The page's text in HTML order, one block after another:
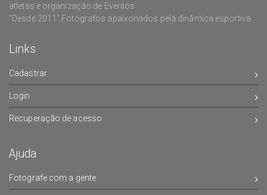
atletas e organização de Eventos
"Desde 2011" Fotógrafos apaixonados pela dinâmica esportiva.
Links
Cadastrar
Login
Recuperação de acesso
Ajuda
Fotografe com a gente